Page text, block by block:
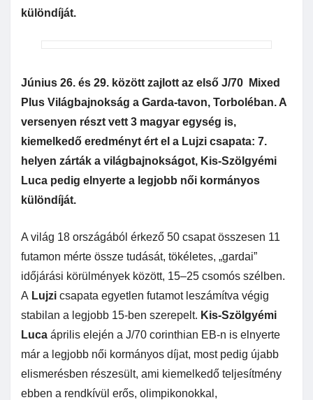
különdíját.
Június 26. és 29. között zajlott az első J/70 Mixed
Plus Világbajnokság a Garda-tavon, Torboléban. A
versenyen részt vett 3 magyar egység is,
kiemelkedő eredményt ért el a Lujzi csapata: 7.
helyen zárták a világbajnokságot, Kis-Szölgyémi
Luca pedig elnyerte a legjobb női kormányos
különdíját.
A világ 18 országából érkező 50 csapat összesen 11
futamon mérte össze tudását, tökéletes, „gardai”
időjárási körülmények között, 15–25 csomós szélben.
A Lujzi csapata egyetlen futamot leszámítva végig
stabilan a legjobb 15-ben szerepelt. Kis-Szölgyémi
Luca április elején a J/70 corinthian EB-n is elnyerte
már a legjobb női kormányos díjat, most pedig újabb
elismerésben részesült, ami kiemelkedő teljesítmény
ebben a rendkívül erős, olimpikonokkal,